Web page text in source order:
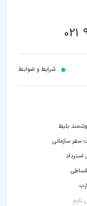
021
شرایط و ضوابـط
بلیط
سفر سازمانی
استرداد
تایم